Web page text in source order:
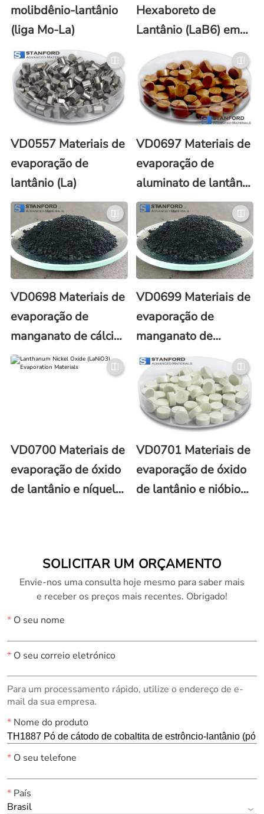
molibdênio-lantânio
(liga Mo-La)
Hexaboreto de
Lantânio (LaB6) em
Pó (Nº CAS 12008-
21-8)
VD0557 Materiais de
evaporação de
lantânio (La)
VD0697 Materiais de
evaporação de
aluminato de lantânio
(LaAlO3)
VD0698 Materiais de
evaporação de
manganato de cálcio
e lantânio
(La0.67Ca0.33MnO3)
VD0699 Materiais de
evaporação de
manganato de
lantânio (LaMnO3)
VD0700 Materiais de
evaporação de óxido
de lantânio e níquel
VD0701 Materiais de
evaporação de óxido
de lantânio e nióbio
SOLICITAR UM ORÇAMENTO
Envie-nos uma consulta hoje mesmo para saber mais
e receber os preços mais recentes. Obrigado!
*O seu nome
*O seu correio eletrónico
Para um processamento rápido, utilize o endereço de e-
mail da sua empresa.
*Nome do produto
*O seu telefone
*País
Brasil